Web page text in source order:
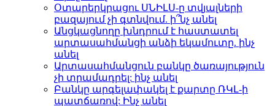
Օտարերկրացու ՍՆԻԼՍ-ը տվյալների
բազայում չի գտնվում. ի՞նչ անել
Անցկացնողը խնդրում է հաստատել
արտասահմանցի անձի եկամուտը. ինչ
անել
Արտասահմանցուն բանկը ծառայություն
չի տրամադրել: ինչ անել
Բանկը արգելափակել է քարտը ՌԿԼ-ի
պատճառով: Ինչ անել